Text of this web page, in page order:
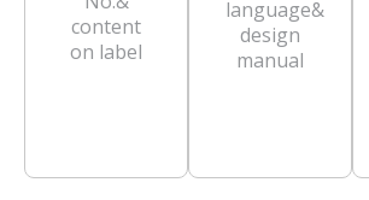
content
on label
language&
design
manual